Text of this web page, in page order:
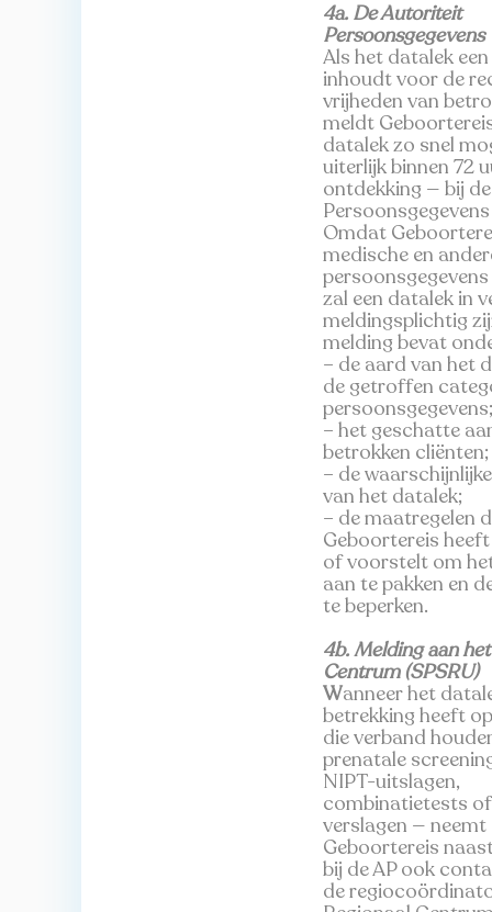
4a. De Autoriteit
Persoonsgegevens
Als het datalek
inhoudt voor de
vrijheden van
meldt
datalek zo snel
uiterlijk binnen 72
ontdekking — bij
Persoonsgegevens
Omdat
medische en
zal een datalek in
meldingsplichtig
melding bevat
– de aard van het
de getroffen
persoonsgegevens;
– het geschatte
betrokken cliënten;
– de
van het datalek;
– de maatregelen
Geboortereis
of voorstelt om
aan te pakken en
te beperken.
4b. Melding aan
Centrum (SPSRU)
Wanneer het
betrekking heeft
die verband
prenatale
NIPT-uitslagen,
combinatietests
verslagen — neemt
Geboortereis
bij de AP ook
de